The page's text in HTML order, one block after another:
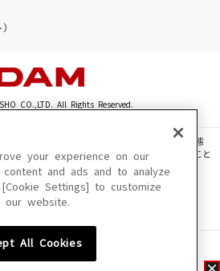
CO.,LTD. All Rights Reserved.
文章・画像・写真・動画・音声等を、手段や形態
超えて無断で複製、転載、ファイル化などすること
ご利用いただけない場合があります。
内容が変更になる場合があります。
your experience on our
and ads and to analyze
Settings] to customize
our website.
All Cookies